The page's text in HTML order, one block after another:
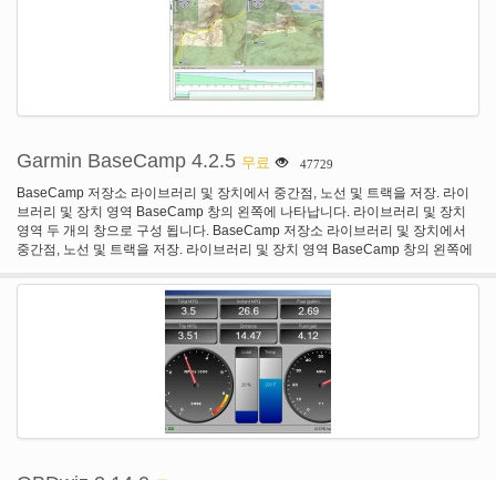
Garmin BaseCamp 4.2.5 무료 47729
BaseCamp 저장소 라이브러리 및 장치에서 중간점, 노선 및 트랙을 저장. 라이
브러리 및 장치 영역 BaseCamp 창의 왼쪽에 나타납니다. 라이브러리 및 장치
영역 두 개의 창으로 구성 됩니다. BaseCamp 저장소 라이브러리 및 장치에서
중간점, 노선 및 트랙을 저장. 라이브러리 및 장치 영역 BaseCamp 창의 왼쪽에